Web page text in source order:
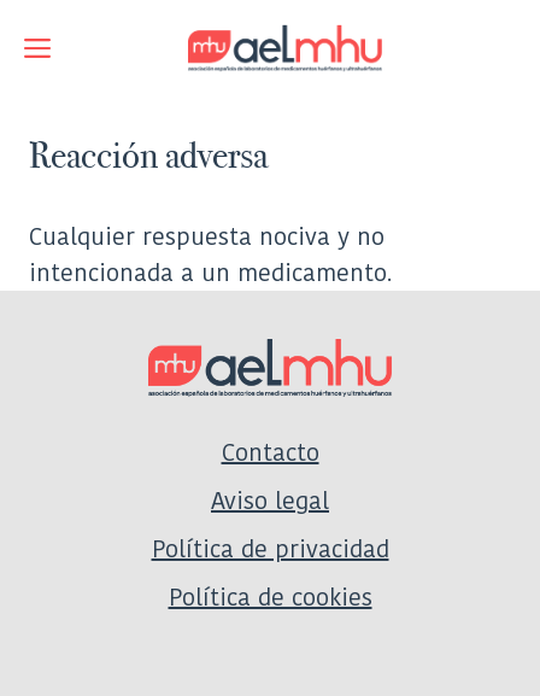
Menú
Reacción adversa
Cualquier respuesta nociva y no
intencionada a un medicamento.
Contacto
Aviso legal
Política de privacidad
Política de cookies